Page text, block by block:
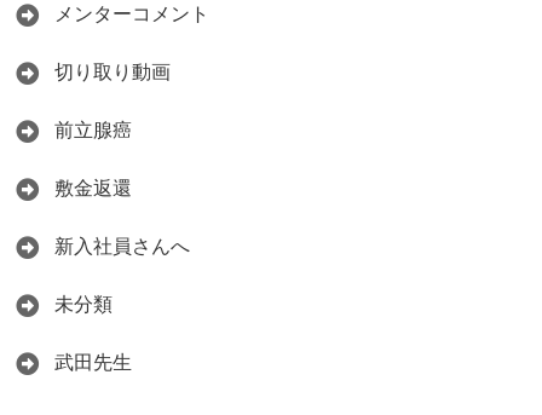
メンターコメント
切り取り動画
前立腺癌
敷金返還
新入社員さんへ
未分類
武田先生